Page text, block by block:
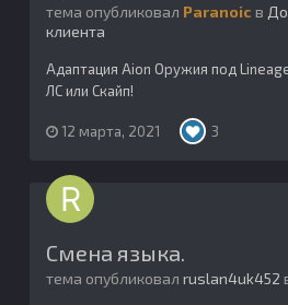
тема опубликовал Paranoic в
клиента
Адаптация Aion Оружия под
ЛС или Скайп!
12 марта, 2021 3
Смена языка.
тема опубликовал ruslan4uk452